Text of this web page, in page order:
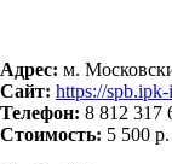
Адрес: м.
Сайт: https://
Телефон: 8 812 317
Стоимость: 5 500